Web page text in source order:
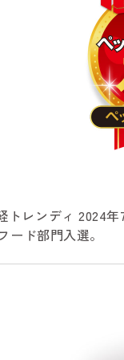
トレンディ 2024
ド部門入選。